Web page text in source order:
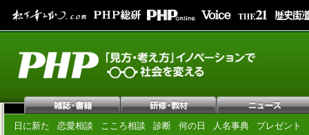
日に新た 恋愛相談 こころ相談 診断 何の日 人名事典 プレゼント